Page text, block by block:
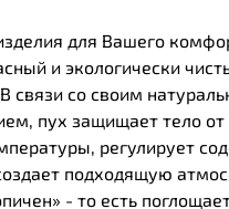
для Вашего
и экологически
связи со своим
пух защищает тело от
регулирует
подходящую
- то есть